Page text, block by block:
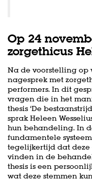
Op 24
zorgethicus
Na de voorstelling op
nagesprek met
performers. In dit
vragen die in het
thesis ‘De
sprak Heleen
hun behandeling. In
fundamentele
tegelijkertijd dat
vinden in de
thesis is een
wat deze stemmen